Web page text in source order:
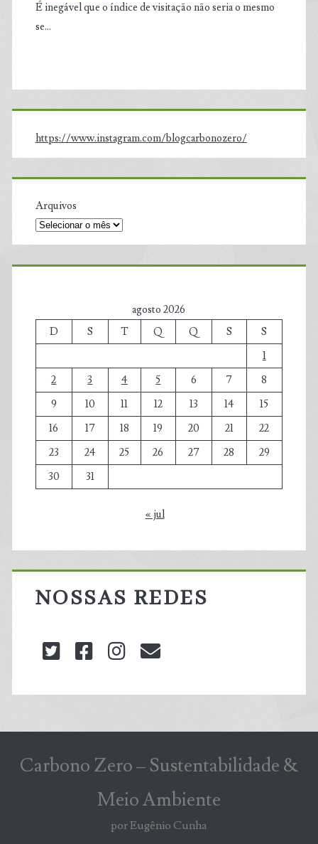
É inegável que o índice de visitação não seria o mesmo
se…
https://www.instagram.com/blogcarbonozero/
Arquivos
agosto 2026
D
S T Q Q S
S
1
2
3 4 5 6 7
8
9
10 11 12 13 14
15
16
17 18 19 20 21
22
23
24 25 26 27 28
29
30
31
« jul
NOSSAS REDES
twitterfacebookinstagram
Carbono Zero – Sustentabilidade &
Meio Ambiente
por Eugênio Cunha